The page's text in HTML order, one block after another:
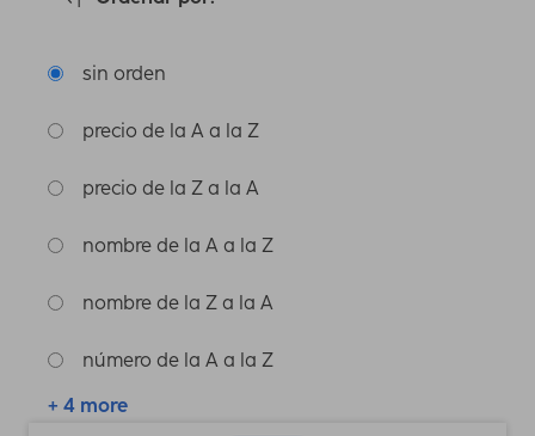
sin orden
precio de la A a la Z
precio de la Z a la A
nombre de la A a la Z
nombre de la Z a la A
número de la A a la Z
+ 4 more